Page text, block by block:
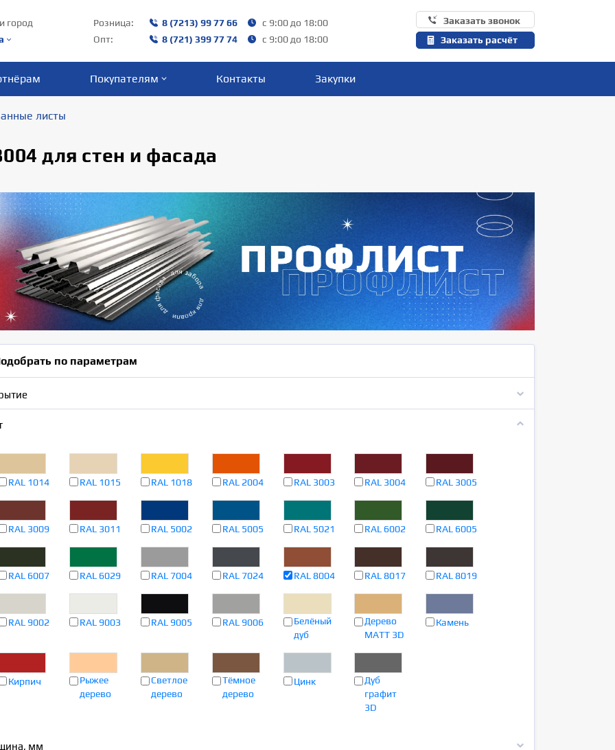
город
Розница: 8 (7213) 99 77 66
с 9:00 до 18:00
Опт:
8 (721) 399 77 74 с 9:00 до 18:00
Заказать звонок
Заказать расчёт
Покупателям Контакты Закупки
листы
для стен и фасада
по параметрам
RAL 1014 RAL 1015 RAL 1018 RAL 2004 RAL 3003 RAL 3004 RAL 3005
RAL 3009 RAL 3011 RAL 5002 RAL 5005 RAL 5021 RAL 6002 RAL 6005
RAL 6007 RAL 6029 RAL 7004 RAL 7024 RAL 8004 RAL 8017 RAL 8019
RAL 9002 RAL 9003 RAL 9005 RAL 9006
Белёный
дуб
Дерево
MATT 3D
Камень
Кирпич
Рыжее
дерево
Светлое
дерево
Тёмное
дерево
Цинк
Дуб
графит
3D
мм